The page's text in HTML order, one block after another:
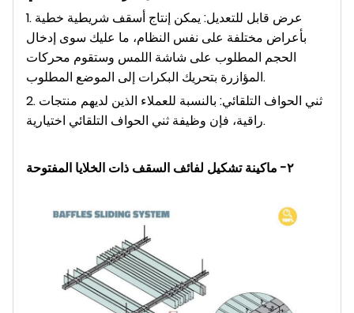
1. عرض قابل للتعديل: يمكن إنتاج أسقف شريطية خطية
بأعراض مختلفة على نفس النظام، ما عليك سوى إدخال
الحجم المطلوب على شاشة اللمس وستقوم محركات
المؤازرة بتحريك البكرات إلى الموضع المطلوب.
2. ثني الحواف التلقائي: بالنسبة للعملاء الذين لديهم منتجات
راقية، فإن وظيفة ثني الحواف التلقائي اختيارية.
٢- ماكينة تشكيل لفائف السقف ذات الخلايا المفتوحة